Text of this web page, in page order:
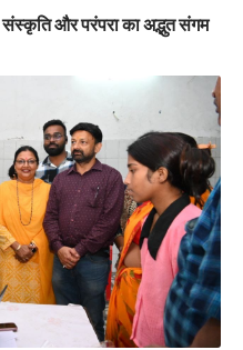
संस्कृति और परंपरा का अद्भुत संगम